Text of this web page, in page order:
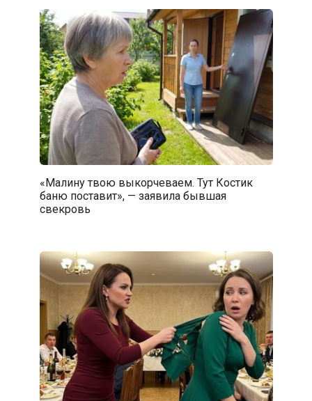
«Малину твою выкорчеваем. Тут Костик
баню поставит», — заявила бывшая
свекровь